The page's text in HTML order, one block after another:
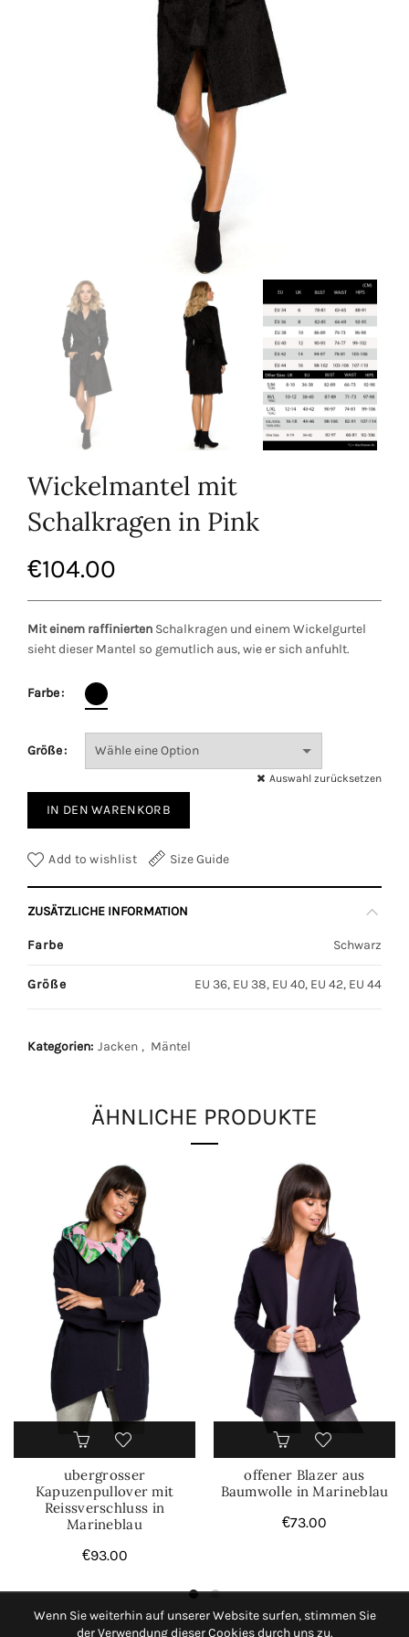
Wickelmantel mit
Schalkragen in Pink
€104.00
Mit einem raffinierten Schalkragen und einem Wickelgurtel
sieht dieser Mantel so gemutlich aus, wie er sich anfuhlt.
Farbe
Größe
Auswahl zurücksetzen
IN DEN WARENKORB
Add to wishlist Size Guide
ZUSÄTZLICHE INFORMATION
Farbe Schwarz
Größe EU 36, EU 38, EU 40, EU 42, EU 44
Kategorien: Jacken , Mäntel
ÄHNLICHE PRODUKTE
ubergrosser
Kapuzenpullover mit
Reissverschluss in
Marineblau
€93.00
offener Blazer aus
Baumwolle in Marineblau
€73.00
Wenn Sie weiterhin auf unserer Website surfen, stimmen Sie
der Verwendung dieser Cookies durch uns zu.